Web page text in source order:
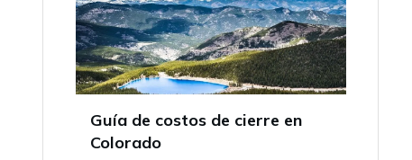
Guía de costos de cierre en
Colorado